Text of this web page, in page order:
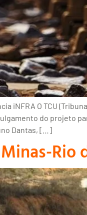
iNFRA O TCU
do projeto
Dantas, […]
Rio